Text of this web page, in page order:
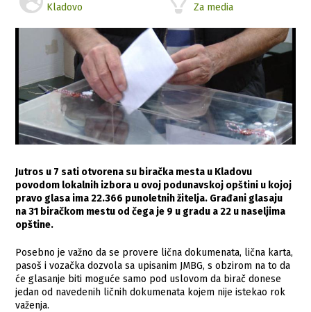
Kladovo Za media
Jutros u 7 sati otvorena su biračka mesta u Kladovu
povodom lokalnih izbora u ovoj podunavskoj opštini u kojoj
pravo glasa ima 22.366 punoletnih žitelja. Građani glasaju
na 31 biračkom mestu od čega je 9 u gradu a 22 u naseljima
opštine.
Posebno je važno da se provere lična dokumenata, lična karta,
pasoš i vozačka dozvola sa upisanim JMBG, s obzirom na to da
će glasanje biti moguće samo pod uslovom da birač donese
jedan od navedenih ličnih dokumenata kojem nije istekao rok
važenja.